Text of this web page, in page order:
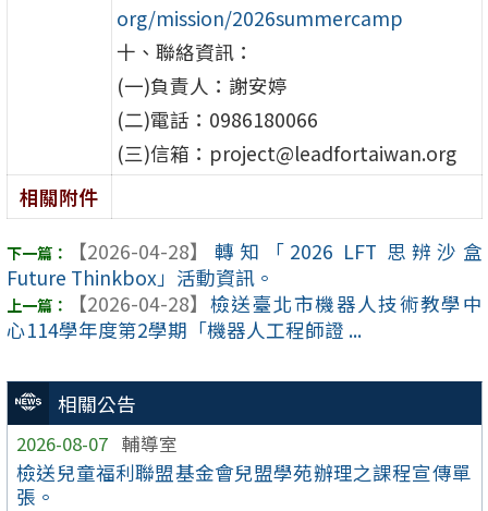
相關公告
2026-08-07 輔導室
檢送兒童福利聯盟基金會兒盟學苑辦理之課程宣傳單
張。
org/mission/2026summercamp
十、聯絡資訊：
(一)負責人：謝安婷
(二)電話：0986180066
(三)信箱：project@leadfortaiwan.org
相關附件
【2026-04-28】
轉知「2026 LFT 思辨沙盒
Future Thinkbox」活動資訊。
【2026-04-28】 檢送臺北市機器人技術教學中
心114學年度第2學期「機器人工程師證 ...